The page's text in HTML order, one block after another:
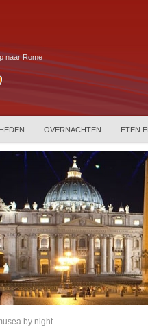
naar Rome
OVERNACHTEN ETEN
by night